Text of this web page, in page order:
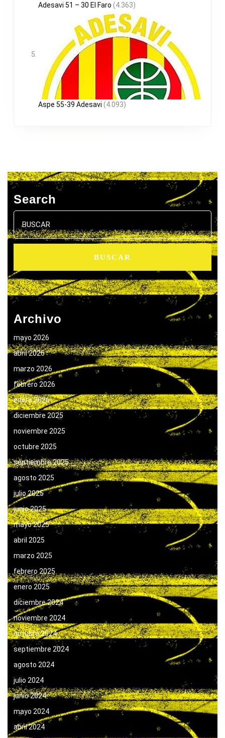
Adesavi 51 – 30 El Faro (4.363)
Aspe 55-39 Adesavi (4.093)
Search
Buscar:
Archivo
mayo 2026
abril 2026
marzo 2026
febrero 2026
enero 2026
diciembre 2025
noviembre 2025
octubre 2025
septiembre 2025
agosto 2025
julio 2025
junio 2025
mayo 2025
abril 2025
marzo 2025
febrero 2025
enero 2025
diciembre 2024
noviembre 2024
octubre 2024
septiembre 2024
agosto 2024
julio 2024
junio 2024
mayo 2024
abril 2024